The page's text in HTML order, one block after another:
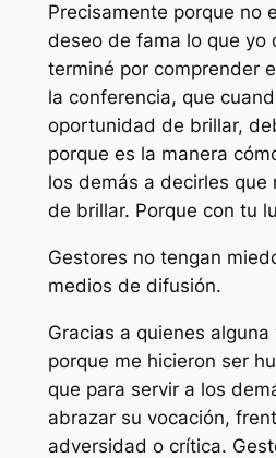
Precisamente porque no
deseo de fama lo que yo
terminé por comprender
la conferencia, que
oportunidad de brillar,
porque es la manera
los demás a decirles que
de brillar. Porque con tu
Gestores no tengan
medios de difusión.
Gracias a quienes
porque me hicieron ser
que para servir a los
abrazar su vocación,
adversidad o crítica.